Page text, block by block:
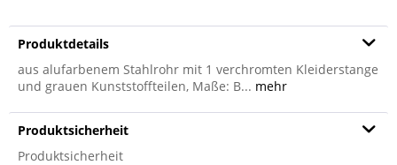
Produktdetails
aus alufarbenem Stahlrohr mit 1 verchromten Kleiderstange
und grauen Kunststoffteilen, Maße: B... mehr
Produktsicherheit
Produktsicherheit